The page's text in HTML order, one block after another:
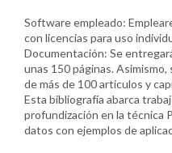
Software empleado:
con licencias para uso
Documentación: Se
unas 150 páginas.
de más de 100 artículos y
Esta bibliografía abarca
profundización en la técnica
datos con ejemplos de